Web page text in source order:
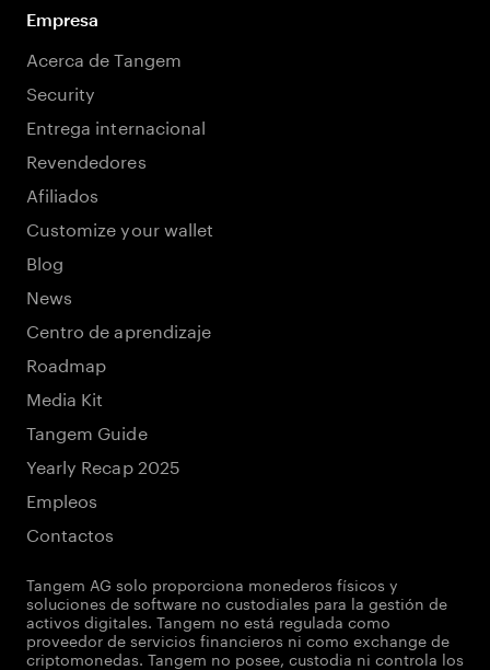
Empresa
Acerca de Tangem
Security
Entrega internacional
Revendedores
Afiliados
Customize your wallet
Blog
News
Centro de aprendizaje
Roadmap
Media Kit
Tangem Guide
Yearly Recap 2025
Empleos
Contactos
Tangem AG solo proporciona monederos físicos y
soluciones de software no custodiales para la gestión de
activos digitales. Tangem no está regulada como
proveedor de servicios financieros ni como exchange de
criptomonedas. Tangem no posee, custodia ni controla los